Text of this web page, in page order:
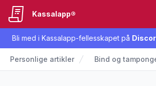
Bli med i Kassalapp-fellesskapet på
Kassalapp®
Personlige artikler Bind og